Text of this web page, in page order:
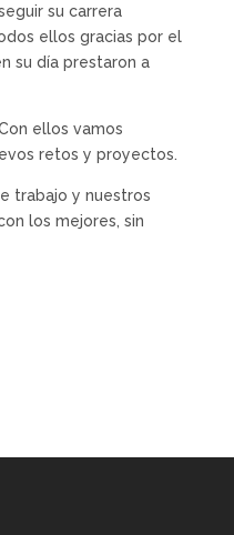
su carrera
ellos gracias por el
su día prestaron a
ellos vamos
retos y proyectos.
trabajo y nuestros
los mejores, sin